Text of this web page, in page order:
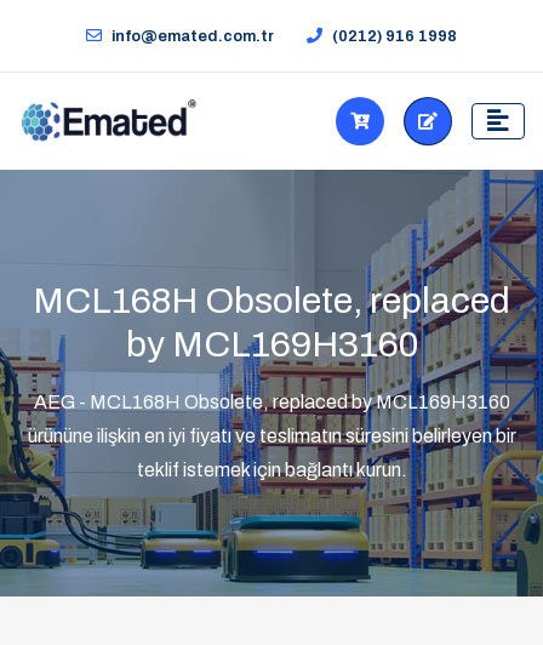
info@emated.com.tr (0212) 916 1998
MCL168H Obsolete, replaced
by MCL169H3160
AEG - MCL168H Obsolete, replaced by MCL169H3160
ürününe ilişkin en iyi fiyatı ve teslimatın süresini belirleyen bir
teklif istemek için bağlantı kurun.